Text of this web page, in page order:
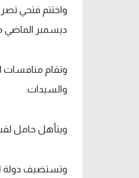
واختتم فتحي
ديسمبر الماضي
والسيدات.
ويتأهل حامل لقب
وتستضيف دولة